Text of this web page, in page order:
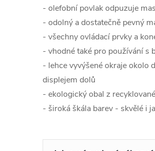
- olefobní povlak odpuzuje
- odolný a dostatečně pevný
- všechny ovládací prvky a
- vhodné také pro používání s
- lehce vyvýšené okraje okolo
displejem dolů
- ekologický obal z
- široká škála barev - skvělé i